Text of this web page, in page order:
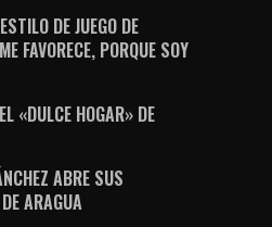
DE JUEGO DE
FAVORECE, PORQUE SOY
«DULCE HOGAR» DE
ABRE SUS
ARAGUA